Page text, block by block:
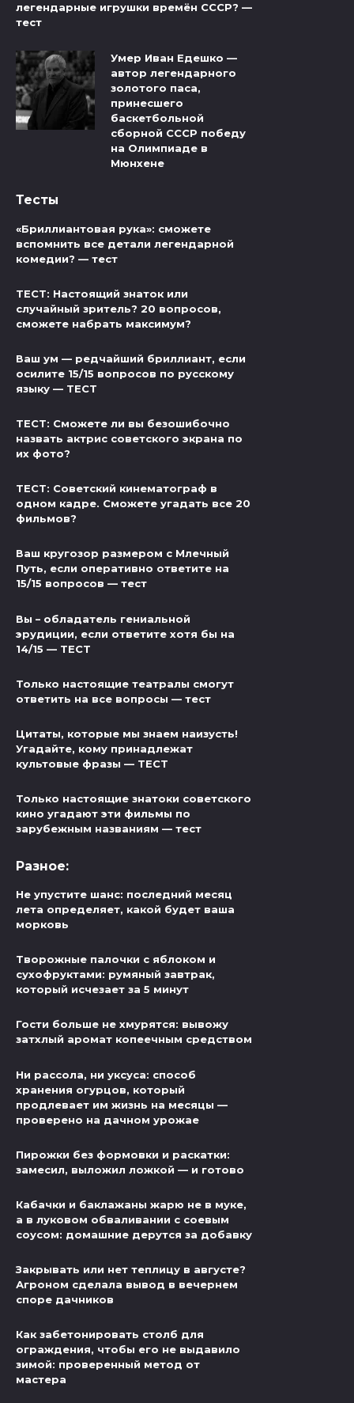
легендарные игрушки времён СССР? —
тест
Умер Иван Едешко —
автор легендарного
золотого паса,
принесшего
баскетбольной
сборной СССР победу
на Олимпиаде в
Мюнхене
Тесты
«Бриллиантовая рука»: сможете
вспомнить все детали легендарной
комедии? — тест
ТЕСТ: Настоящий знаток или
случайный зритель? 20 вопросов,
сможете набрать максимум?
Ваш ум — редчайший бриллиант, если
осилите 15/15 вопросов по русскому
языку — ТЕСТ
ТЕСТ: Сможете ли вы безошибочно
назвать актрис советского экрана по
их фото?
ТЕСТ: Советский кинематограф в
одном кадре. Сможете угадать все 20
фильмов?
Ваш кругозор размером с Млечный
Путь, если оперативно ответите на
15/15 вопросов — тест
Вы – обладатель гениальной
эрудиции, если ответите хотя бы на
14/15 — ТЕСТ
Только настоящие театралы смогут
ответить на все вопросы — тест
Цитаты, которые мы знаем наизусть!
Угадайте, кому принадлежат
культовые фразы — ТЕСТ
Только настоящие знатоки советского
кино угадают эти фильмы по
зарубежным названиям — тест
Разное:
Не упустите шанс: последний месяц
лета определяет, какой будет ваша
морковь
Творожные палочки с яблоком и
сухофруктами: румяный завтрак,
который исчезает за 5 минут
Гости больше не хмурятся: вывожу
затхлый аромат копеечным средством
Ни рассола, ни уксуса: способ
хранения огурцов, который
продлевает им жизнь на месяцы —
проверено на дачном урожае
Пирожки без формовки и раскатки:
замесил, выложил ложкой — и готово
Кабачки и баклажаны жарю не в муке,
а в луковом обваливании с соевым
соусом: домашние дерутся за добавку
Закрывать или нет теплицу в августе?
Агроном сделала вывод в вечернем
споре дачников
Как забетонировать столб для
ограждения, чтобы его не выдавило
зимой: проверенный метод от
мастера